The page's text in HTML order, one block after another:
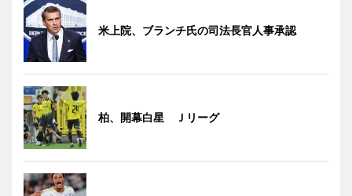
米上院、ブランチ氏の司法長官人事承認
柏、開幕白星 Ｊリーグ